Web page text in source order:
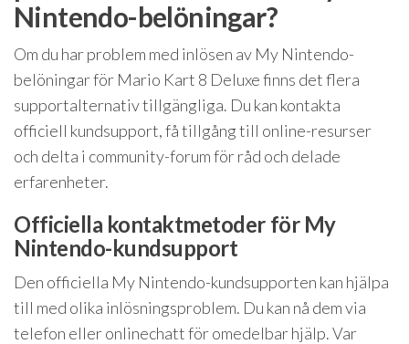
Nintendo-belöningar?
Om du har problem med inlösen av My Nintendo-
belöningar för Mario Kart 8 Deluxe finns det flera
supportalternativ tillgängliga. Du kan kontakta
officiell kundsupport, få tillgång till online-resurser
och delta i community-forum för råd och delade
erfarenheter.
Officiella kontaktmetoder för My
Nintendo-kundsupport
Den officiella My Nintendo-kundsupporten kan hjälpa
till med olika inlösningsproblem. Du kan nå dem via
telefon eller onlinechatt för omedelbar hjälp. Var